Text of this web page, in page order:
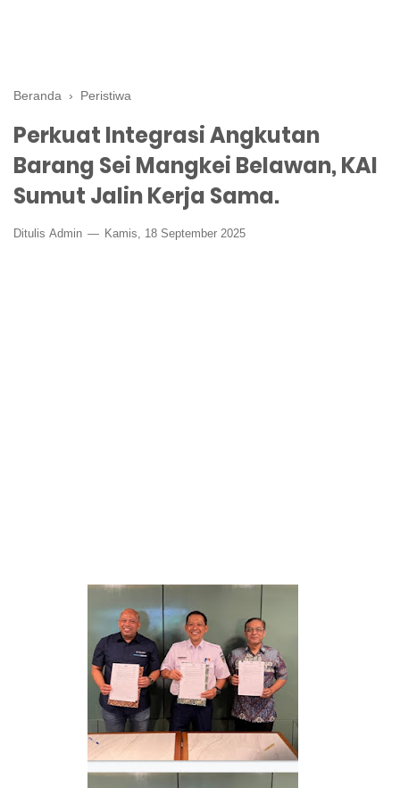
Beranda › Peristiwa
Perkuat Integrasi Angkutan
Barang Sei Mangkei Belawan, KAI
Sumut Jalin Kerja Sama.
Ditulis Admin Kamis, 18 September 2025